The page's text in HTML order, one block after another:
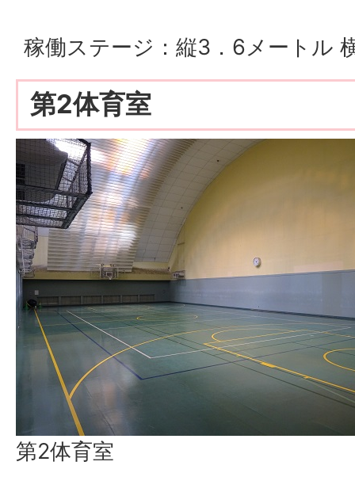
稼働ステージ：縦3．6メートル
第2体育室
第2体育室